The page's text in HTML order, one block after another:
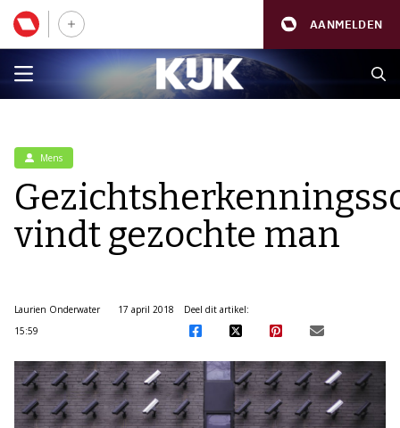
AANMELDEN
Mens
vindt gezochte man
Laurien Onderwater
17 april 2018
15:59
Deel dit artikel: